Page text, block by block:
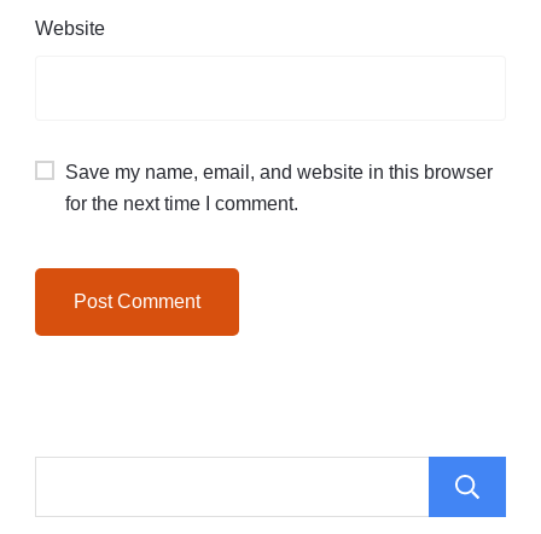
Website
Save my name, email, and website in this browser
for the next time I comment.